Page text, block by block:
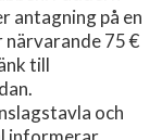
antagning på en
75 €
till
och